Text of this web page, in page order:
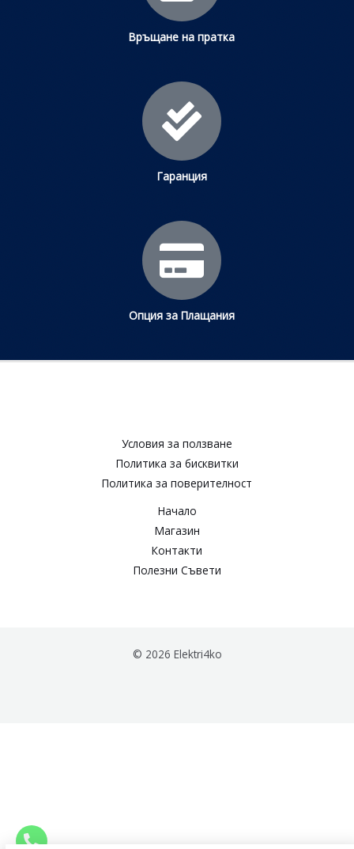
Връщане на пратка
Гаранция
Опция за Плащания
Условия за ползване​
Политика за бисквитки​
Политика за поверителност​
Начало
Магазин
Контакти
Полезни Съвети
© 2026 Elektri4ko